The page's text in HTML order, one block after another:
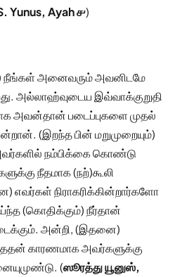
Yunus, Ayah ௪)
நீங்கள் அனைவரும் அவனிடமே
அல்லாஹ்வுடைய இவ்வாக்குறுதி
அவன்தான் படைப்புகளை முதல்
(இறந்த பின் மறுமுறையும்)
நம்பிக்கை கொண்டு
நீதமாக (நற்)கூலி
நிராகரிக்கின்றார்களோ
(கொதிக்கும்) நீர்தான்
அன்றி, (இதனை)
காரணமாக அவர்களுக்கு
(ஸூரத்து யூனுஸ்,